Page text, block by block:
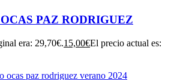
PAZ RODRIGUEZ
era: 29,70€.15,00€El precio actual es: